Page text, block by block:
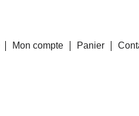
Mon compte Panier